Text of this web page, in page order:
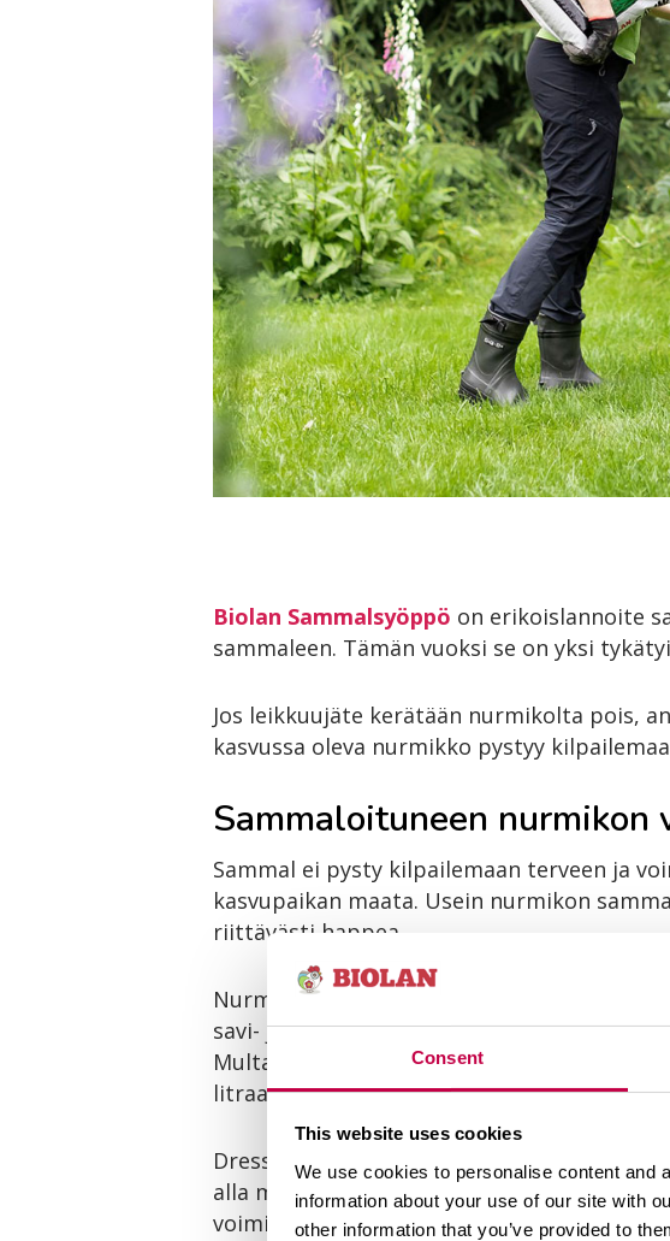
Consent
This website uses cookies
We use cookies to personalise content and
information about your use of our site with
other information that you’ve provided to
Biolan Sammalsyöppö on erikoislannoite
sammaleen. Tämän vuoksi se on yksi
Jos leikkuujäte kerätään nurmikolta pois,
kasvussa oleva nurmikko pystyy
Sammaloituneen
Sammal ei pysty kilpailemaan terveen ja
kasvupaikan maata. Usein nurmikon
riittävästi happea.
Nurmikon dressaus eli tyvialueelle
savi- ja hiekkapohjaisille nurmikoille,
Multa. Humusrikkaalla maapohjalla
litraaBiolan Luonnonlannoitetta.
Dressauksessa katetta levitetään noin 1
alla maan pieneliötoiminta vilkastuu,
voimistuminen.